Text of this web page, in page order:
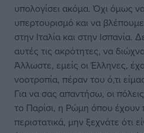
υπολογίσει ακόμα. Όχι όμως
υπερτουρισμό και να
στην Ιταλία και στην Ισπανία.
αυτές τις ακρότητες, να
Άλλωστε, εμείς οι Έλληνες,
νοοτροπία, πέραν του ό,τι
Για να σας απαντήσω, οι
το Παρίσι, η Ρώμη όπου έχουν
περιστατικά, μην ξεχνάτε ότι